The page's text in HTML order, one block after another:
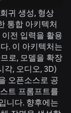
귀 생성, 형상
통합 아키텍처
전 입력을 활용
. 이 아키텍처는
로, 모델을 확장
각, 오디오, 3D)
오픈소스로 공
트 프롬프트를
니다. 향후에는